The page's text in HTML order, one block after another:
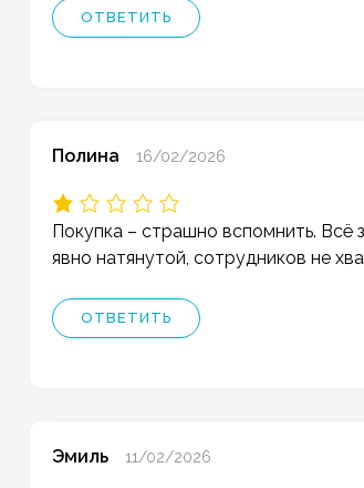
ОТВЕТИТЬ
Полина 16/02/2026
Покупка – страшно вспомнить. Всё
явно натянутой, сотрудников не
ОТВЕТИТЬ
Эмиль 11/02/2026